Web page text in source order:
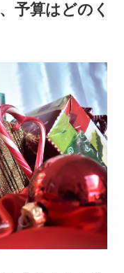
予算はどのく